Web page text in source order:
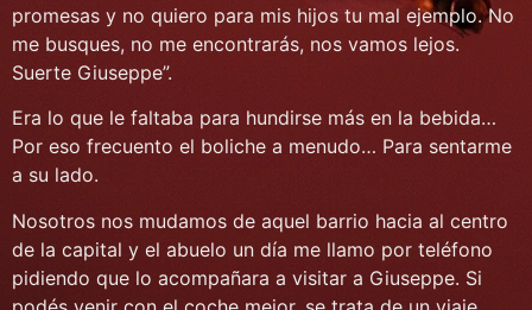
promesas y no quiero para mis hijos tu mal ejemplo. No
me busques, no me encontrarás, nos vamos lejos.
Suerte Giuseppe”.
Era lo que le faltaba para hundirse más en la bebida…
Por eso frecuento el boliche a menudo… Para sentarme
a su lado.
Nosotros nos mudamos de aquel barrio hacia al centro
de la capital y el abuelo un día me llamo por teléfono
pidiendo que lo acompañara a visitar a Giuseppe. Si